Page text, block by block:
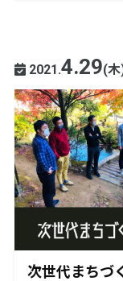
2021.4.29(
次世代まちづ